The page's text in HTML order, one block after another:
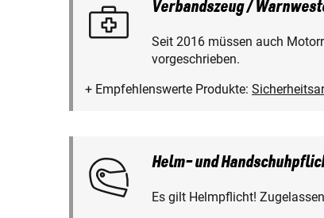
Verbandszeug /
Seit 2016 müssen auch
vorgeschrieben.
+ Empfehlenswerte Produkte:
Helm- und
Es gilt Helmpflicht!